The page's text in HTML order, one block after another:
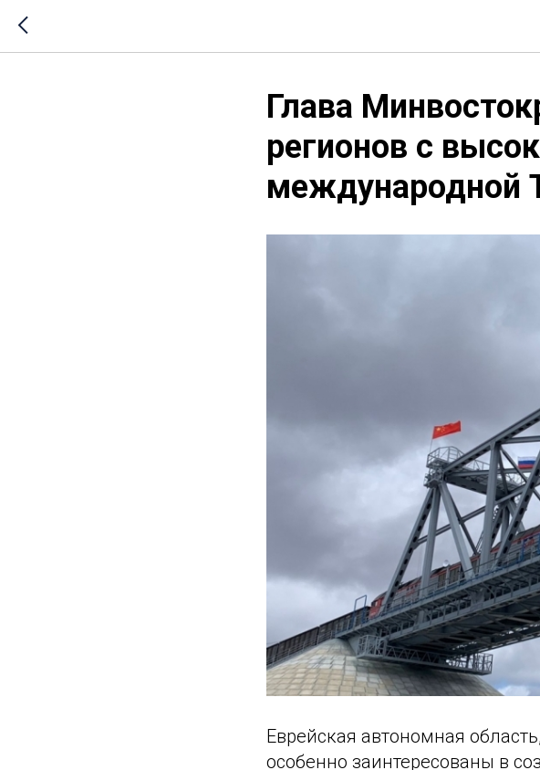
Глава
регионов с
международной
Еврейская автономная
особенно заинтересованы в